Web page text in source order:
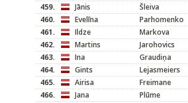
459.
Jānis Šleiva
460.
Evelīna
Parhomenko
461.
Ildze Markova
462.
Martins Jarohovics
463.
Ina Graudiņa
464.
Gints Lejasmeiers
465.
Airisa Freimane
466.
Jana Plūme